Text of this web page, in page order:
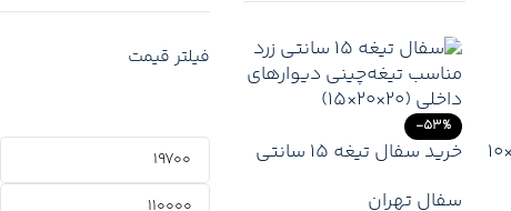
خرید تیغه سفالی 25×20×10
-53%
خرید سفال تیغه ۱۵ سانتی
مناسب تیغه‌چینی دیوار
سفال تهران
فیلتر قیمت